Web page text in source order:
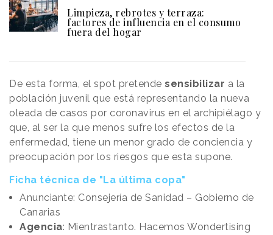
Limpieza, rebrotes y terraza:
factores de influencia en el consumo
fuera del hogar
De esta forma, el spot pretende sensibilizar a la
población juvenil que está representando la nueva
oleada de casos por coronavirus en el archipiélago y
que, al ser la que menos sufre los efectos de la
enfermedad, tiene un menor grado de conciencia y
preocupación por los riesgos que esta supone.
Ficha técnica de "La última copa"
Anunciante: Consejería de Sanidad – Gobierno de
Canarias
Agencia: Mientrastanto. Hacemos Wondertising